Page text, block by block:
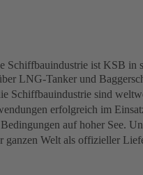
Schiffbauindustrie ist KSB in
LNG-Tanker und
Schiffbauindustrie sind
erfolgreich im
auf hoher See.
ganzen Welt als offizieller